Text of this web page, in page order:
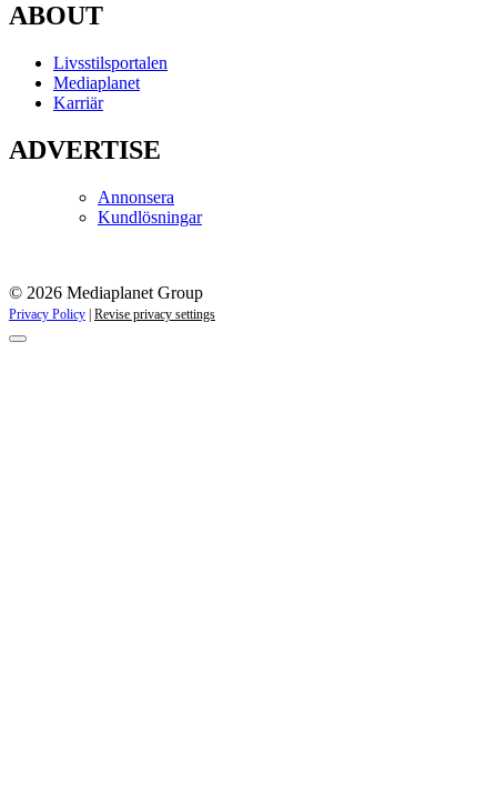
ABOUT
Livsstilsportalen
Mediaplanet
Karriär
ADVERTISE
Annonsera
Kundlösningar
© 2026 Mediaplanet Group
Privacy Policy Revise privacy settings